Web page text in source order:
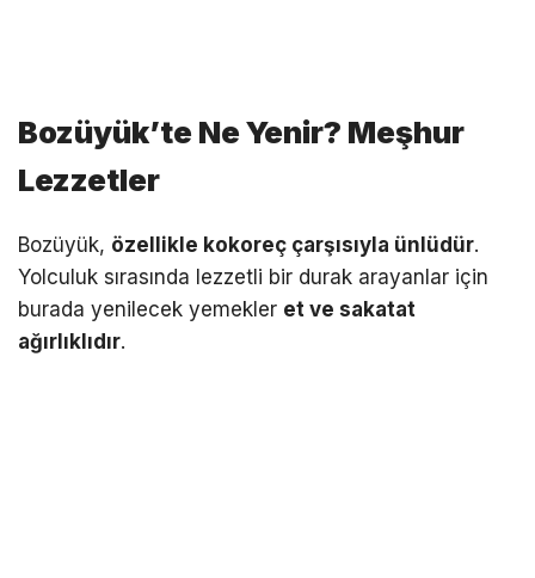
Bozüyük’te Ne Yenir? Meşhur
Lezzetler
Bozüyük, özellikle kokoreç çarşısıyla ünlüdür.
Yolculuk sırasında lezzetli bir durak arayanlar için
burada yenilecek yemekler et ve sakatat
ağırlıklıdır.